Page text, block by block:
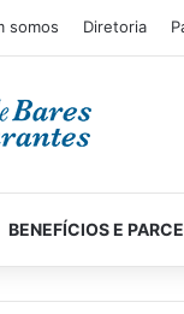
somos Diretoria
BENEFÍCIOS E